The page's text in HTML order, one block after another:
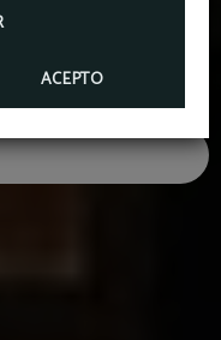
ACEPTO
inolvidable